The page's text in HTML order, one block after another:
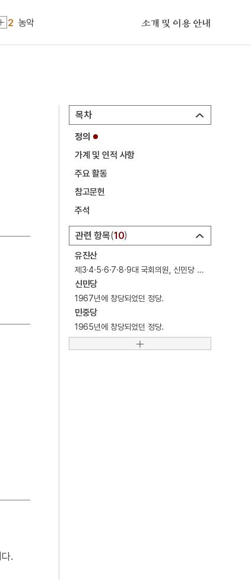
2 농악
3 판소리
여수·순천 10·19사건
여수·순천 10·19사건
소개 및 이용 안내
목차
정의
가계 및 인적 사항
주요 활동
참고문헌
주석
관련 항목 10
유진산
제3·4·5·6·7·8·9대 국회의원, 신민당 총재 등을 역임한 정치인.
신민당
1967년에 창당되었던 정당.
민중당
1965년에 창당되었던 정당.
.